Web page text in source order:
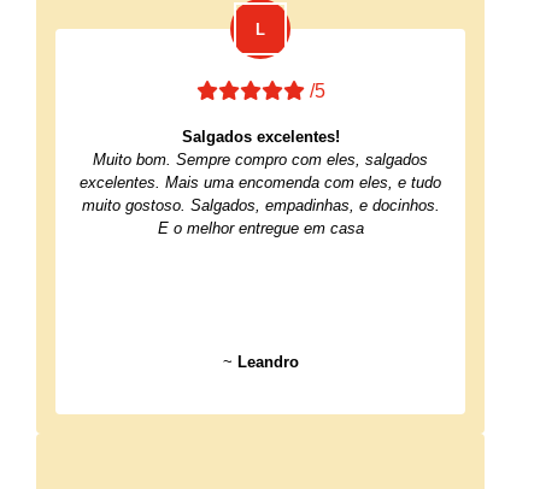
/5
Salgados excelentes!
Muito bom. Sempre compro com eles, salgados
excelentes. Mais uma encomenda com eles, e tudo
muito gostoso. Salgados, empadinhas, e docinhos.
E o melhor entregue em casa
~ Leandro